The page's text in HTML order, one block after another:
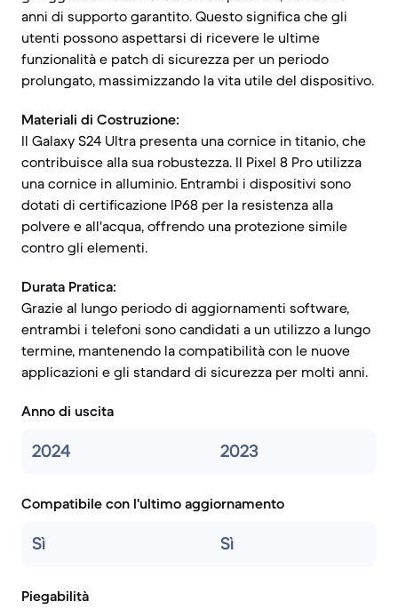
anni di supporto garantito. Questo significa che gli
utenti possono aspettarsi di ricevere le ultime
funzionalità e patch di sicurezza per un periodo
prolungato, massimizzando la vita utile del dispositivo.
Materiali di Costruzione:
Il Galaxy S24 Ultra presenta una cornice in titanio, che
contribuisce alla sua robustezza. Il Pixel 8 Pro utilizza
una cornice in alluminio. Entrambi i dispositivi sono
dotati di certificazione IP68 per la resistenza alla
polvere e all'acqua, offrendo una protezione simile
contro gli elementi.
Durata Pratica:
Grazie al lungo periodo di aggiornamenti software,
entrambi i telefoni sono candidati a un utilizzo a lungo
termine, mantenendo la compatibilità con le nuove
applicazioni e gli standard di sicurezza per molti anni.
Anno di uscita
2024 2023
Compatibile con l'ultimo aggiornamento
Sì Sì
Piegabilità